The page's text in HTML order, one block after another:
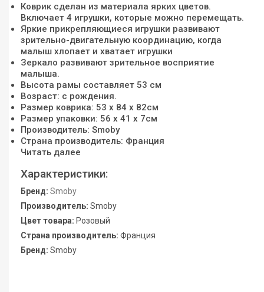
Коврик сделан из материала ярких цветов.
Включает 4 игрушки, которые можно перемещать.
Яркие прикрепляющиеся игрушки развивают
зрительно-двигательную координацию, когда
малыш хлопает и хватает игрушки
Зеркало развивают зрительное восприятие
малыша.
Высота рамы составляет 53 см
Возраст: с рождения.
Размер коврика: 53 х 84 х 82см
Размер упаковки: 56 х 41 х 7см
Производитель: Smoby
Страна производитель: Франция
Читать далее
Характеристики:
Бренд: Smoby
Производитель: Smoby
Цвет товара: Розовый
Страна производитель: Франция
Бренд: Smoby